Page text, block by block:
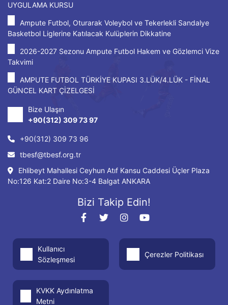
UYGULAMA KURSU
Ampute Futbol, Oturarak Voleybol ve Tekerlekli Sandalye
Basketbol Liglerine Katılacak Kulüplerin Dikkatine
2026-2027 Sezonu Ampute Futbol Hakem ve Gözlemci Vize
Takvimi
AMPUTE FUTBOL TÜRKİYE KUPASI 3.LÜK/4.LÜK - FİNAL
GÜNCEL KART ÇİZELGESİ
Bize Ulaşın
+90(312) 309 73 97
+90(312) 309 73 96
tbesf@tbesf.org.tr
Ehlibeyt Mahallesi Ceyhun Atıf Kansu Caddesi Üçler Plaza
No:126 Kat:2 Daire No:3-4 Balgat ANKARA
Bizi Takip Edin!
Kullanıcı
Sözleşmesi
Çerezler Politikası
KVKK Aydınlatma
Metni